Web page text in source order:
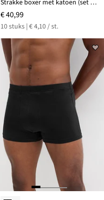
Strakke boxer met katoen (set van 10)
€ 40,99
10 stuks | € 4,10 / st.